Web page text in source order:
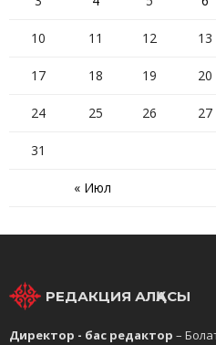
« Июл
10 11 12 13
17 18 19 20
24 25 26 27
31
РЕДАКЦИЯ АЛҚАСЫ
Директор - бас редактор –